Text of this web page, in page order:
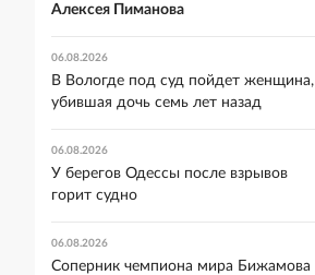
Алексея Пиманова
06.08.2026
В Вологде под суд пойдет женщина,
убившая дочь семь лет назад
06.08.2026
У берегов Одессы после взрывов
горит судно
06.08.2026
Соперник чемпиона мира Бижамова